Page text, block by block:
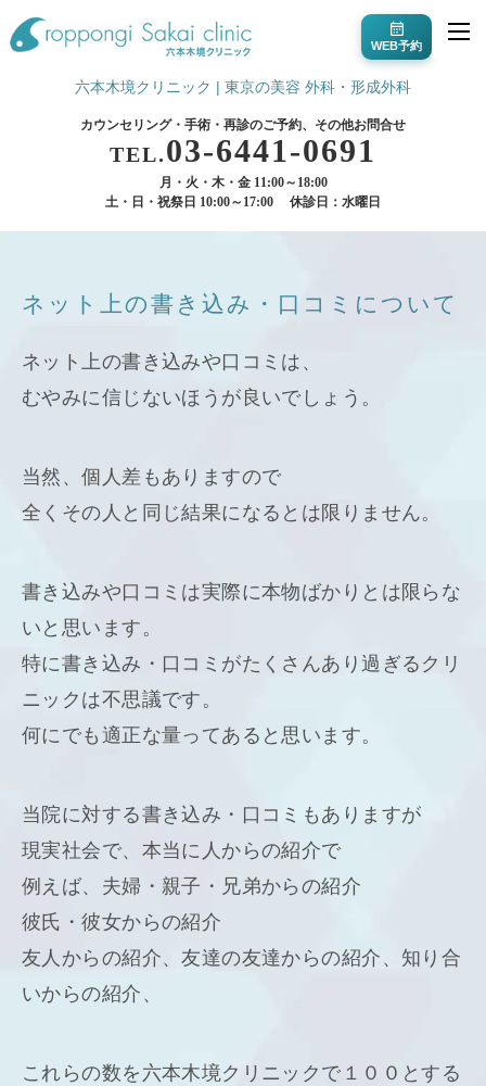
WEB予約
六本木境クリニック | 東京の美容 外科・形成外科
カウンセリング・手術・再診のご予約、その他お問合せ
TEL.03-6441-0691
月・火・木・金 11:00～18:00
土・日・祝祭日 10:00～17:00
休診日：水曜日
ネット上の書き込み・口コミについて
ネット上の書き込みや口コミは、
むやみに信じないほうが良いでしょう。
当然、個人差もありますので
全くその人と同じ結果になるとは限りません。
書き込みや口コミは実際に本物ばかりとは限らな
いと思います。
特に書き込み・口コミがたくさんあり過ぎるクリ
ニックは不思議です。
何にでも適正な量ってあると思います。
当院に対する書き込み・口コミもありますが
現実社会で、本当に人からの紹介で
例えば、夫婦・親子・兄弟からの紹介
彼氏・彼女からの紹介
友人からの紹介、友達の友達からの紹介、知り合
いからの紹介、
これらの数を六本木境クリニックで１００とする